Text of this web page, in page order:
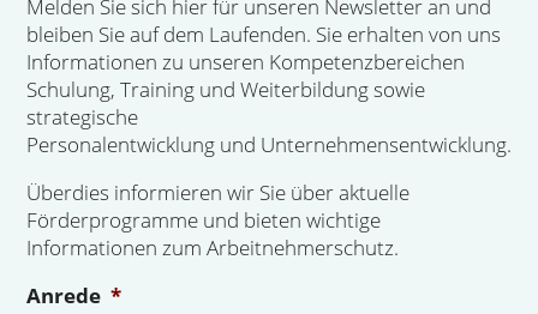
Melden Sie sich hier für unseren Newsletter an und
bleiben Sie auf dem Laufenden. Sie erhalten von uns
Informationen zu unseren Kompetenzbereichen
Schulung, Training und Weiterbildung sowie
strategische
Personalentwicklung und Unternehmensentwicklung.
Überdies informieren wir Sie über aktuelle
Förderprogramme und bieten wichtige
Informationen zum Arbeitnehmerschutz.
Anrede *